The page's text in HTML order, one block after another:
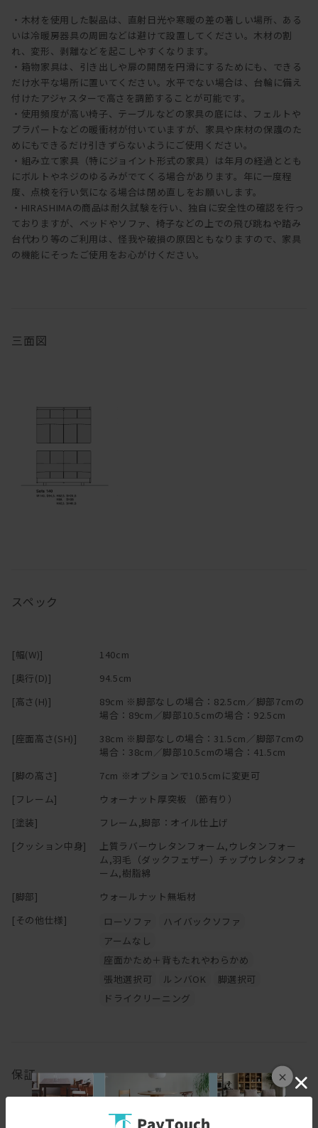
×
・木材を使用した製品は、直射日光や寒暖の差の著しい場所、ある
いは冷暖房器具の周囲などは避けて設置してください。木材の割
れ、変形、剥離などを起こしやすくなります。
・箱物家具は、引き出しや扉の開閉を円滑にするためにも、できる
だけ水平な場所に置いてください。水平でない場合は、台輪に備え
付けたアジャスターで高さを調節することが可能です。
・使用頻度が高い椅子、テーブルなどの家具の底には、フェルトや
プラパートなどの暖衝材が付いていますが、家具や床材の保護のた
めにもできるだけ引きずらないようにご使用ください。
・組み立て家具（特にジョイント形式の家具）は年月の経過ととも
にボルトやネジのゆるみがでてくる場合があります。年に一度程
度、点検を行い気になる場合は閉め直しをお願いします。
・HIRASHIMAの商品は耐久試験を行い、独自に安全性の確認を行っ
ておりますが、ベッドやソファ、椅子などの上での飛び跳ねや踏み
台代わり等のご利用は、怪我や破損の原因ともなりますので、家具
の機能にそったご使用をお心がけください。
三面図
スペック
[幅(W)]
140cm
[奥行(D)]
94.5cm
[高さ(H)]
89cm ※脚部なしの場合：82.5cm／脚部7cmの
場合：89cm／脚部10.5cmの場合：92.5cm
[座面高さ(SH)]
38cm ※脚部なしの場合：31.5cm／脚部7cmの
場合：38cm／脚部10.5cmの場合：41.5cm
[脚の高さ]
7cm ※オプションで10.5cmに変更可
[フレーム]
ウォーナット厚突板 （節有り）
[塗装]
フレーム,脚部：オイル仕上げ
[クッション中身]
上質ラバーウレタンフォーム,ウレタンフォー
ム,羽毛（ダックフェザー）チップウレタンフォ
ーム,樹脂綿
[脚部]
ウォールナット無垢材
[その他仕様]
ローソファ
ハイバックソファ
アームなし
座面かため＋背もたれやわらかめ
張地選択可
ルンバOK
脚選択可
ドライクリーニング
保証